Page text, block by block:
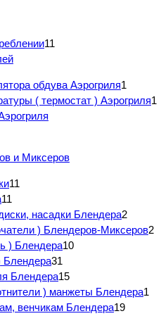
11
обдува Аэрогриля1
( термостат ) Аэрогриля1
и Миксеров
11
11
насадки Блендера2
) Блендеров-Миксеров2
) Блендера10
Блендера31
Блендера15
) манжеты Блендера1
венчикам Блендера19